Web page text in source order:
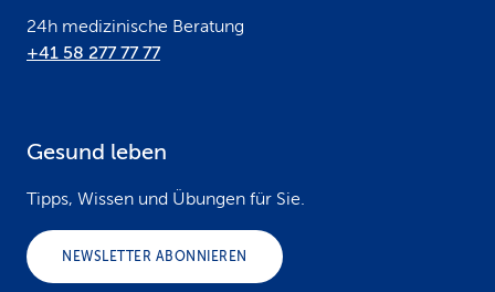
24h medizinische Beratung
+41 58 277 77 77
Gesund leben
Tipps, Wissen und Übungen für Sie.
NEWSLETTER ABONNIEREN